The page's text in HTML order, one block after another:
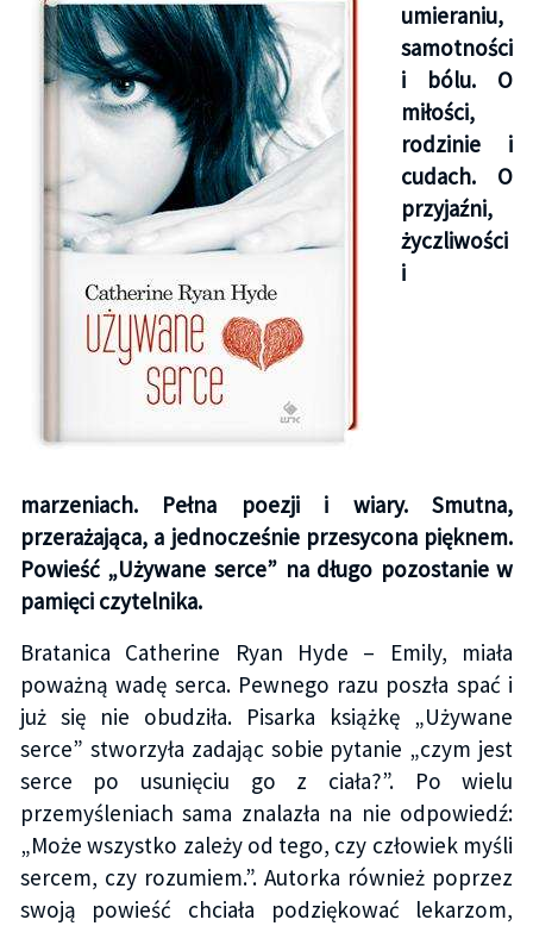
umieraniu,
samotności
i bólu. O
miłości,
rodzinie i
cudach. O
przyjaźni,
życzliwości
i
marzeniach. Pełna poezji i wiary. Smutna,
przerażająca, a jednocześnie przesycona pięknem.
Powieść „Używane serce” na długo pozostanie w
pamięci czytelnika.
Bratanica Catherine Ryan Hyde – Emily, miała
poważną wadę serca. Pewnego razu poszła spać i
już się nie obudziła. Pisarka książkę „Używane
serce” stworzyła zadając sobie pytanie „czym jest
serce po usunięciu go z ciała?”. Po wielu
przemyśleniach sama znalazła na nie odpowiedź:
„Może wszystko zależy od tego, czy człowiek myśli
sercem, czy rozumiem.”. Autorka również poprzez
swoją powieść chciała podziękować lekarzom,